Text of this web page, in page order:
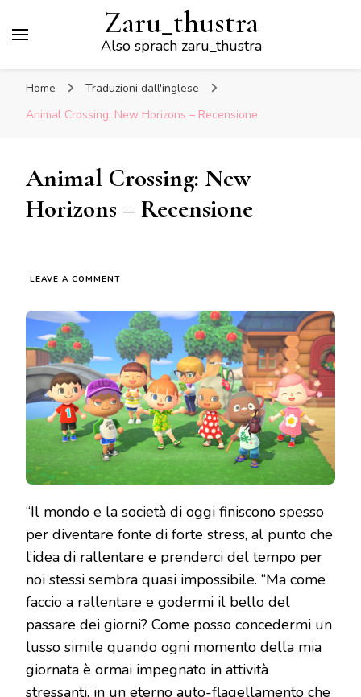
Zaru_thustra
Also sprach zaru_thustra
Home
Traduzioni dall'inglese
Animal Crossing: New Horizons – Recensione
Animal Crossing: New
Horizons – Recensione
LEAVE A COMMENT
NEW
HORIZONS
–
RECENSIONE
“Il mondo e la società di oggi finiscono spesso
per diventare fonte di forte stress, al punto che
l’idea di rallentare e prenderci del tempo per
noi stessi sembra quasi impossibile. “Ma come
faccio a rallentare e godermi il bello del
passare dei giorni? Come posso concedermi un
lusso simile quando ogni momento della mia
giornata è ormai impegnato in attività
stressanti, in un eterno auto-flagellamento che